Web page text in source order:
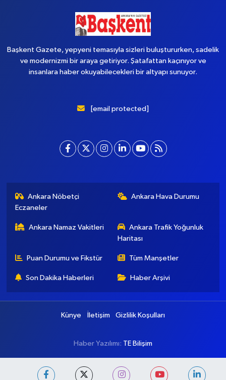
Başkent Gazete, yepyeni temasıyla sizleri buluştururken, sadelik
ve modernizmi bir araya getiriyor. Şatafattan kaçınıyor ve
insanlara haber okuyabilecekleri bir altyapı sunuyor.
[email protected]
Ankara Nöbetçi
Eczaneler
Ankara Hava Durumu
Ankara Namaz Vakitleri
Ankara Trafik Yoğunluk
Haritası
Puan Durumu ve Fikstür Tüm Manşetler
Son Dakika Haberleri Haber Arşivi
Künye İletişim Gizlilik Koşulları
Haber Yazılımı: TE Bilişim